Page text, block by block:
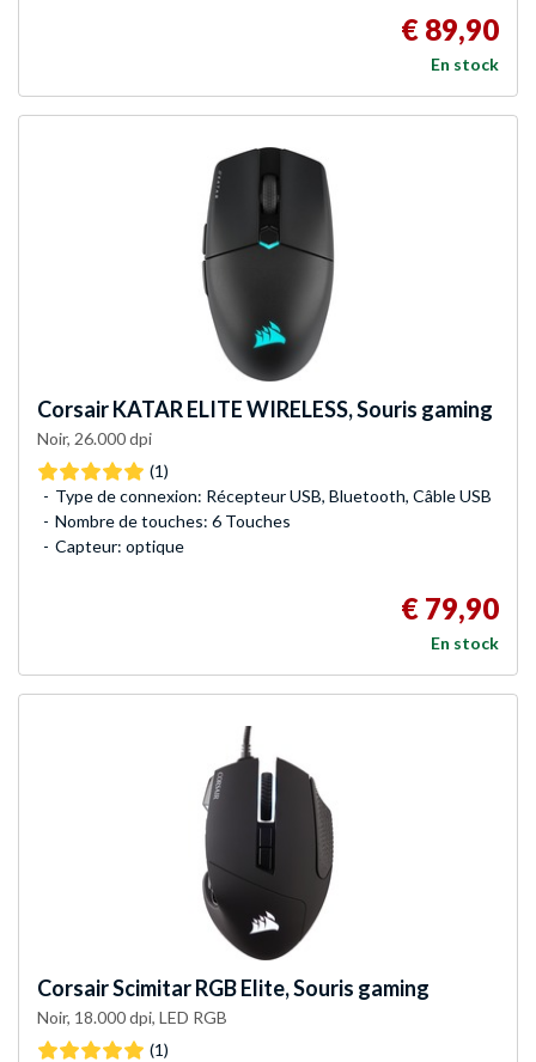
€ 89,90
En stock
CorsairKATAR ELITE WIRELESS, Souris gaming
Noir, 26.000 dpi
(1)
Type de connexion: Récepteur USB, Bluetooth, Câble USB
Nombre de touches: 6 Touches
Capteur: optique
€ 79,90
En stock
CorsairScimitar RGB Elite, Souris gaming
Noir, 18.000 dpi, LED RGB
(1)